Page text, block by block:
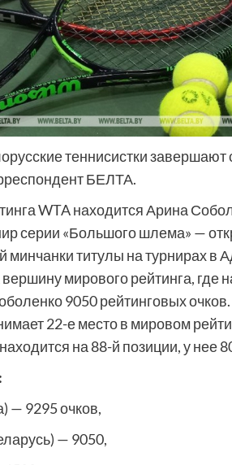
теннисистки
БЕЛТА.
WTA находится Арина
серии «Большого шлема» —
минчанки титулы на турнирах
мирового рейтинга, где
9050 рейтинговых
22-е место в мировом
на 88-й позиции, у нее
— 9295 очков,
— 9050,